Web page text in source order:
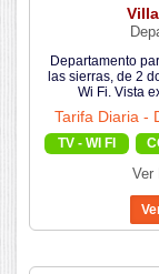
Departamento
las sierras, de 2
Wi Fi. Vista
Tarifa Diaria -
TV - WI FI
Ver